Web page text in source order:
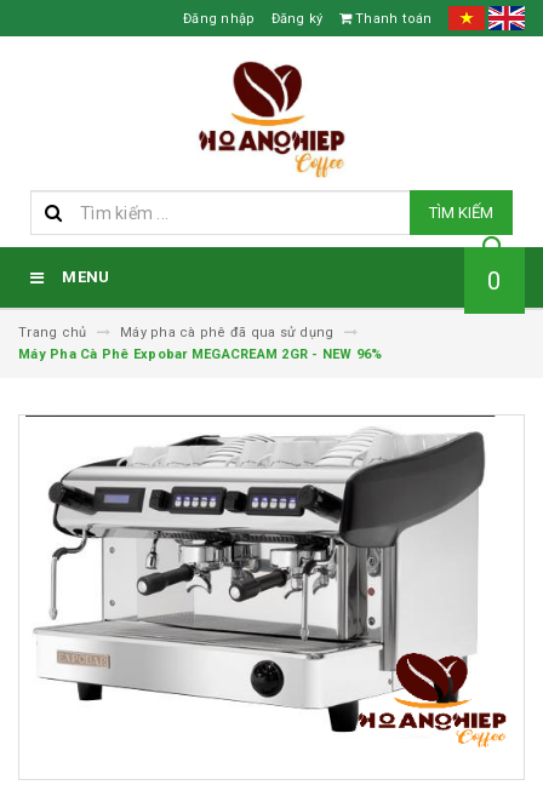
Đăng nhập Đăng ký Thanh toán
TÌM KIẾM
MENU 0
Trang chủ
Máy pha cà phê đã qua sử dụng
Máy Pha Cà Phê Expobar MEGACREAM 2GR - NEW 96%